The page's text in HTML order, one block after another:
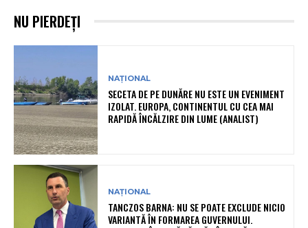
NU PIERDEȚI
NAȚIONAL
SECETA DE PE DUNĂRE NU ESTE UN EVENIMENT
IZOLAT. EUROPA, CONTINENTUL CU CEA MAI
RAPIDĂ ÎNCĂLZIRE DIN LUME (ANALIST)
NAȚIONAL
TANCZOS BARNA: NU SE POATE EXCLUDE NICIO
VARIANTĂ ÎN FORMAREA GUVERNULUI.